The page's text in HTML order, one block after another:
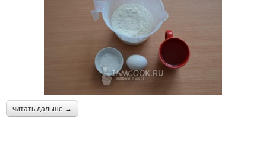
читать дальше →